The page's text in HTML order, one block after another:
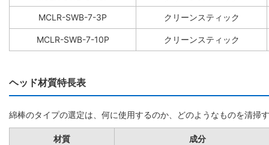
MCLR-SWB-7-3P クリーンスティック
MCLR-SWB-7-10P クリーンスティック
ヘッド材質特長表
綿棒のタイプの選定は、何に使用するのか、どのようなものを清掃
材質 成分